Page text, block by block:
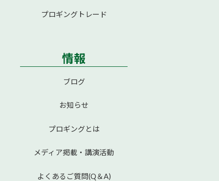
プロギングトレード
情報
ブログ
お知らせ
プロギングとは
メディア掲載・講演活動
よくあるご質問(Q＆A)